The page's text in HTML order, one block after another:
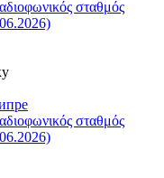
σταθμός
σταθμός